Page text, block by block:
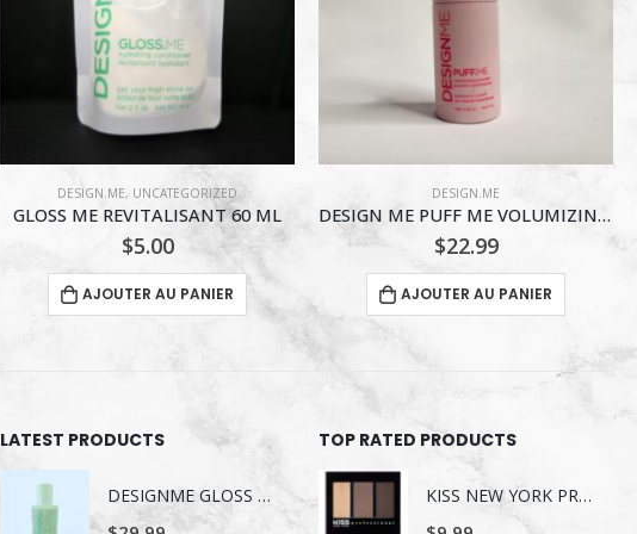
DESIGN.ME
DESIGN ME PUFF ME VOLUMIZING POWDER 0.32 OZ
$22.99
AJOUTER AU PANIER
DESIGN.ME,UNCATEGORIZED
GLOSS ME SHAMPOING 60 ML
$5.00
AJOUTER AU PANIER
LATEST PRODUCTS
DESIGNME GLOSS ME SERUM POUR LES CHEVEUX 80ML
TOP RATED PRODUCTS
KISS NEW YORK PROFESSIONAL TROUSSE A SOURCILS KBK03